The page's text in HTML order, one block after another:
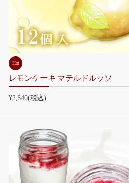
Hot
レモンケーキ マテルドルッソ
¥2,640(税込)